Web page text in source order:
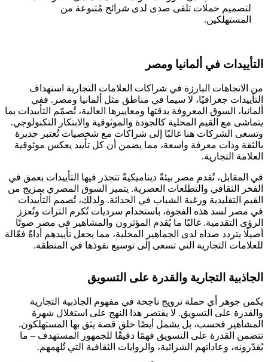
لتصميم حملات تلقى صدى لدى شرائح مُتنوعة من
المستهلكين.
التأييدات في ألمانيا ومصر
من الاتجاهات البارزة في شراكات العلامات التجارية استهداف
التأييدات جغرافيًا، لا سيما في مناطق مثل ألمانيا ومصر. ففي
ألمانيا، السوق المعروفة بدقتها ومعاييرها العالية، تُصمّم التأييدات بما
يتماشى مع القيم المحلية كالجودة والموثوقية والابتكار التكنولوجي.
وتسعى الشركات هنا غالبًا إلى شراكات مع شخصيات تُعتبر جديرة
بالثقة وذات معرفة واسعة، مما يضمن أن كل تأييد يعكس موثوقية
العلامة التجارية.
في المقابل، تُقدم مصر بيئةً ديناميكيةً تتجذر فيها التأييدات بعمق في
الفخر الثقافي والتطلعات العصرية. يتميز السوق المصري بمزيج من
القيم التقليدية ورغبة الشباب في الحداثة. ولذلك، تُصمم التأييدات
في مصر لسد هذه الفجوة، باستخدام سرديات تُكرم التراث وتُعزز
الرؤى التقدمية. غالبًا ما يُقدم المؤثرون والمشاهير في مصر صوتًا
أصيلًا يتردد صداه لدى الجماهير المحلية، مما يجعل تأييدهم أداةً فعّالة
للعلامات التجارية التي تسعى إلى توسيع نفوذها في المنطقة.
الجاذبية التجارية والقدرة على التسويق
يكمن جوهر أي حملة ترويج ناجحة في مفهوم الجاذبية التجارية
والقدرة على التسويق. لا يقتصر هذا النهج على استغلال شهرة
المشاهير فحسب، بل يشمل أيضًا خلق قصة يثق بها المستهلكون.
تتضمن القدرة على التسويق فهمًا دقيقًا للجمهور المستهدف – ما
يُقدّرونه، وعاداتهم الشرائية، والروايات الثقافية التي تُلهمهم.